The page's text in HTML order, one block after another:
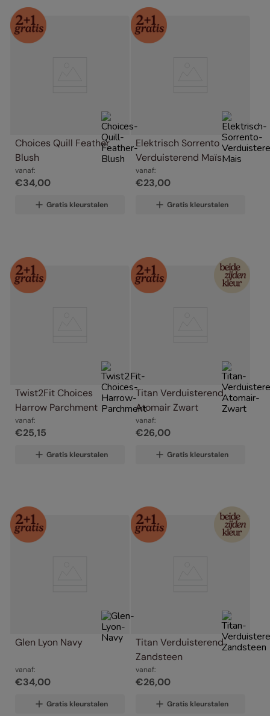
Choices Quill Feather
Blush
vanaf:
€34,00
Gratis kleurstalen
Elektrisch Sorrento
Verduisterend Maïs
vanaf:
€23,00
Gratis kleurstalen
Twist2Fit Choices
Harrow Parchment
vanaf:
€25,15
Gratis kleurstalen
Titan Verduisterend
Atomair Zwart
vanaf:
€26,00
Gratis kleurstalen
Glen Lyon Navy
vanaf:
€34,00
Gratis kleurstalen
Titan Verduisterend
Zandsteen
vanaf:
€26,00
Gratis kleurstalen